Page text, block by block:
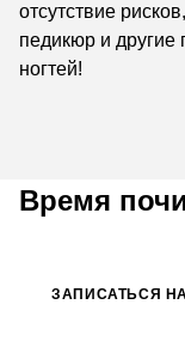
отсутствие
педикюр и другие
ногтей!
Время
ЗАПИСАТЬСЯ